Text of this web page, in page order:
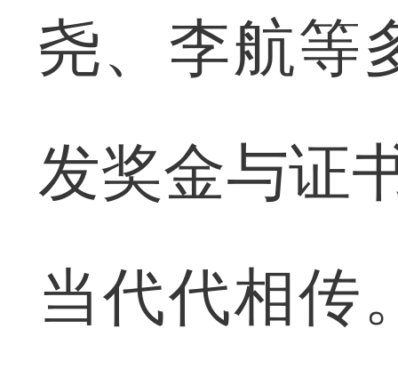
尧、李航等
发奖金与证
当代代相传